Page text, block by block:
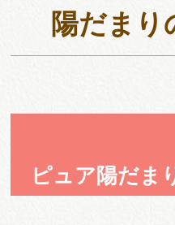
陽だまり
ピュア陽だま